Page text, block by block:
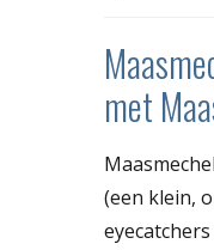
met
(een klein,